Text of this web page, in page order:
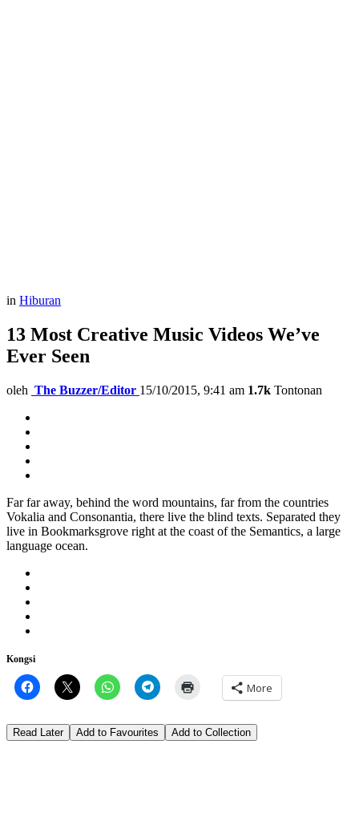
in Hiburan
13 Most Creative Music Videos We’ve
Ever Seen
oleh The Buzzer/Editor 15/10/2015, 9:41 am 1.7k Tontonan
Far far away, behind the word mountains, far from the countries
Vokalia and Consonantia, there live the blind texts. Separated they
live in Bookmarksgrove right at the coast of the Semantics, a large
language ocean.
Kongsi
More
Read Later Add to Favourites Add to Collection